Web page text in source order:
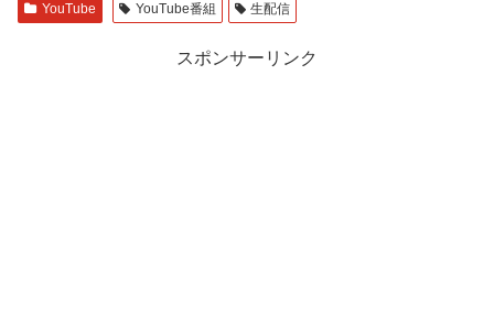
YouTube YouTube番組 生配信
スポンサーリンク